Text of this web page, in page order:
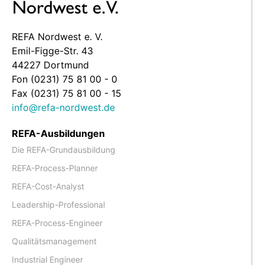
REFA Nordwest e. V.
Emil-Figge-Str. 43
44227 Dortmund
Fon (0231) 75 81 00 - 0
Fax (0231) 75 81 00 - 15
info@refa-nordwest.de
REFA-Ausbildungen
Die REFA-Grundausbildung
REFA-Process-Planner
REFA-Cost-Analyst
Leadership-Professional
REFA-Process-Engineer
Qualitätsmanagement
Industrial Engineer